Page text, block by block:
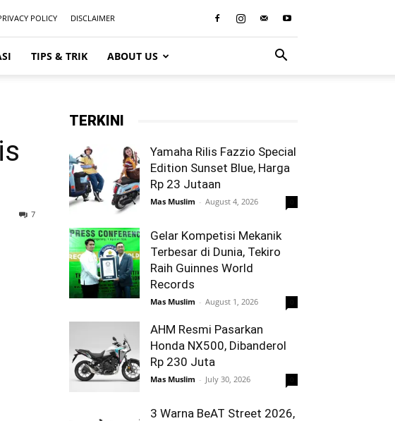
POLICY DISCLAIMER
TIPS & TRIK ABOUT US
7
TERKINI
Yamaha Rilis Fazzio Special
Edition Sunset Blue, Harga
Rp 23 Jutaan
Mas Muslim - August 4, 2026
Gelar Kompetisi Mekanik
Terbesar di Dunia, Tekiro
Raih Guinnes World
Records
Mas Muslim - August 1, 2026
AHM Resmi Pasarkan
Honda NX500, Dibanderol
Rp 230 Juta
Mas Muslim - July 30, 2026
3 Warna BeAT Street 2026,